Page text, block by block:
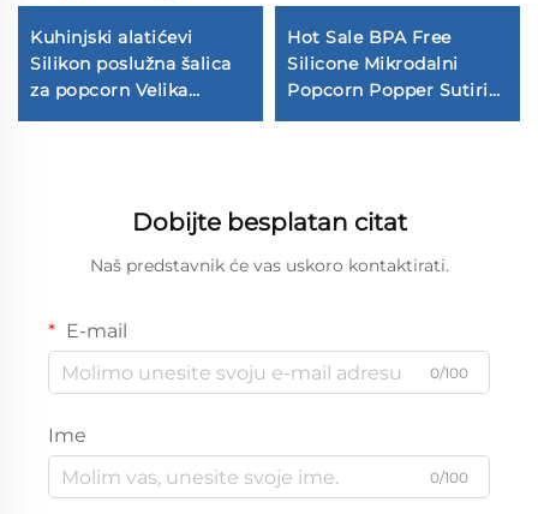
Kuhinjski alatićevi
Silikon poslužna šalica
za popcorn Velika
kapacitet nosiv Prostor
Hot Sale BPA Free
Silicone Mikrodalni
Popcorn Popper Sutiriv
Dugački Perivo
Dobijte besplatan citat
Naš predstavnik će vas uskoro kontaktirati.
E-mail
0/100
Ime
0/100